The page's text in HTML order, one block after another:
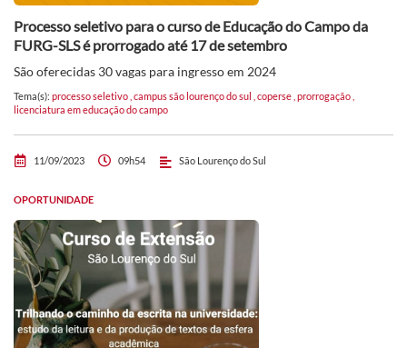
Processo seletivo para o curso de Educação do Campo da
FURG-SLS é prorrogado até 17 de setembro
São oferecidas 30 vagas para ingresso em 2024
Tema(s): processo seletivo campus são lourenço do sul coperse prorrogação
licenciatura em educação do campo
11/09/2023 09h54 São Lourenço do Sul
OPORTUNIDADE